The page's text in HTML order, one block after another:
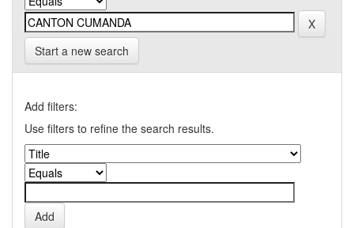
Start a new search
Add filters:
Use filters to refine the search results.